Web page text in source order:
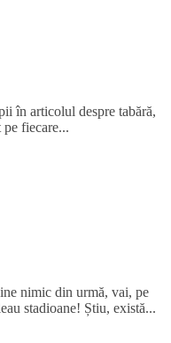
în articolul despre tabără,
fiecare...
nimic din urmă, vai, pe
stadioane! Știu, există...